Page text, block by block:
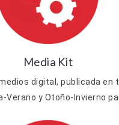
Media Kit
digital, publicada en
Verano y Otoño-Invierno